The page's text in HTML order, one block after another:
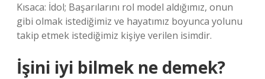
Kısaca: İdol; Başarılarını rol model aldığımız, onun
gibi olmak istediğimiz ve hayatımız boyunca yolunu
takip etmek istediğimiz kişiye verilen isimdir.
İşini iyi bilmek ne demek?